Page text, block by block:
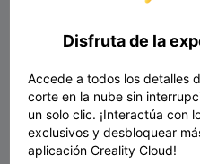
3D printing + electrical
different when you can
Disfruta de la
Accede a todos los detalles
corte en la nube sin
un solo clic. ¡Interactúa con
exclusivos y desbloquear
aplicación Creality Cloud!